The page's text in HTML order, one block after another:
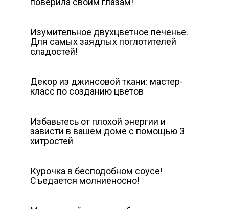
Изумительное двухцветное печенье.
Для самых заядлых поглотителей
сладостей!
Декор из джинсовой ткани: мастер-
класс по созданию цветов
Избавьтесь от плохой энергии и
зависти в вашем доме с помощью 3
хитростей
Курочка в бесподобном соусе!
Съедается молниеносно!